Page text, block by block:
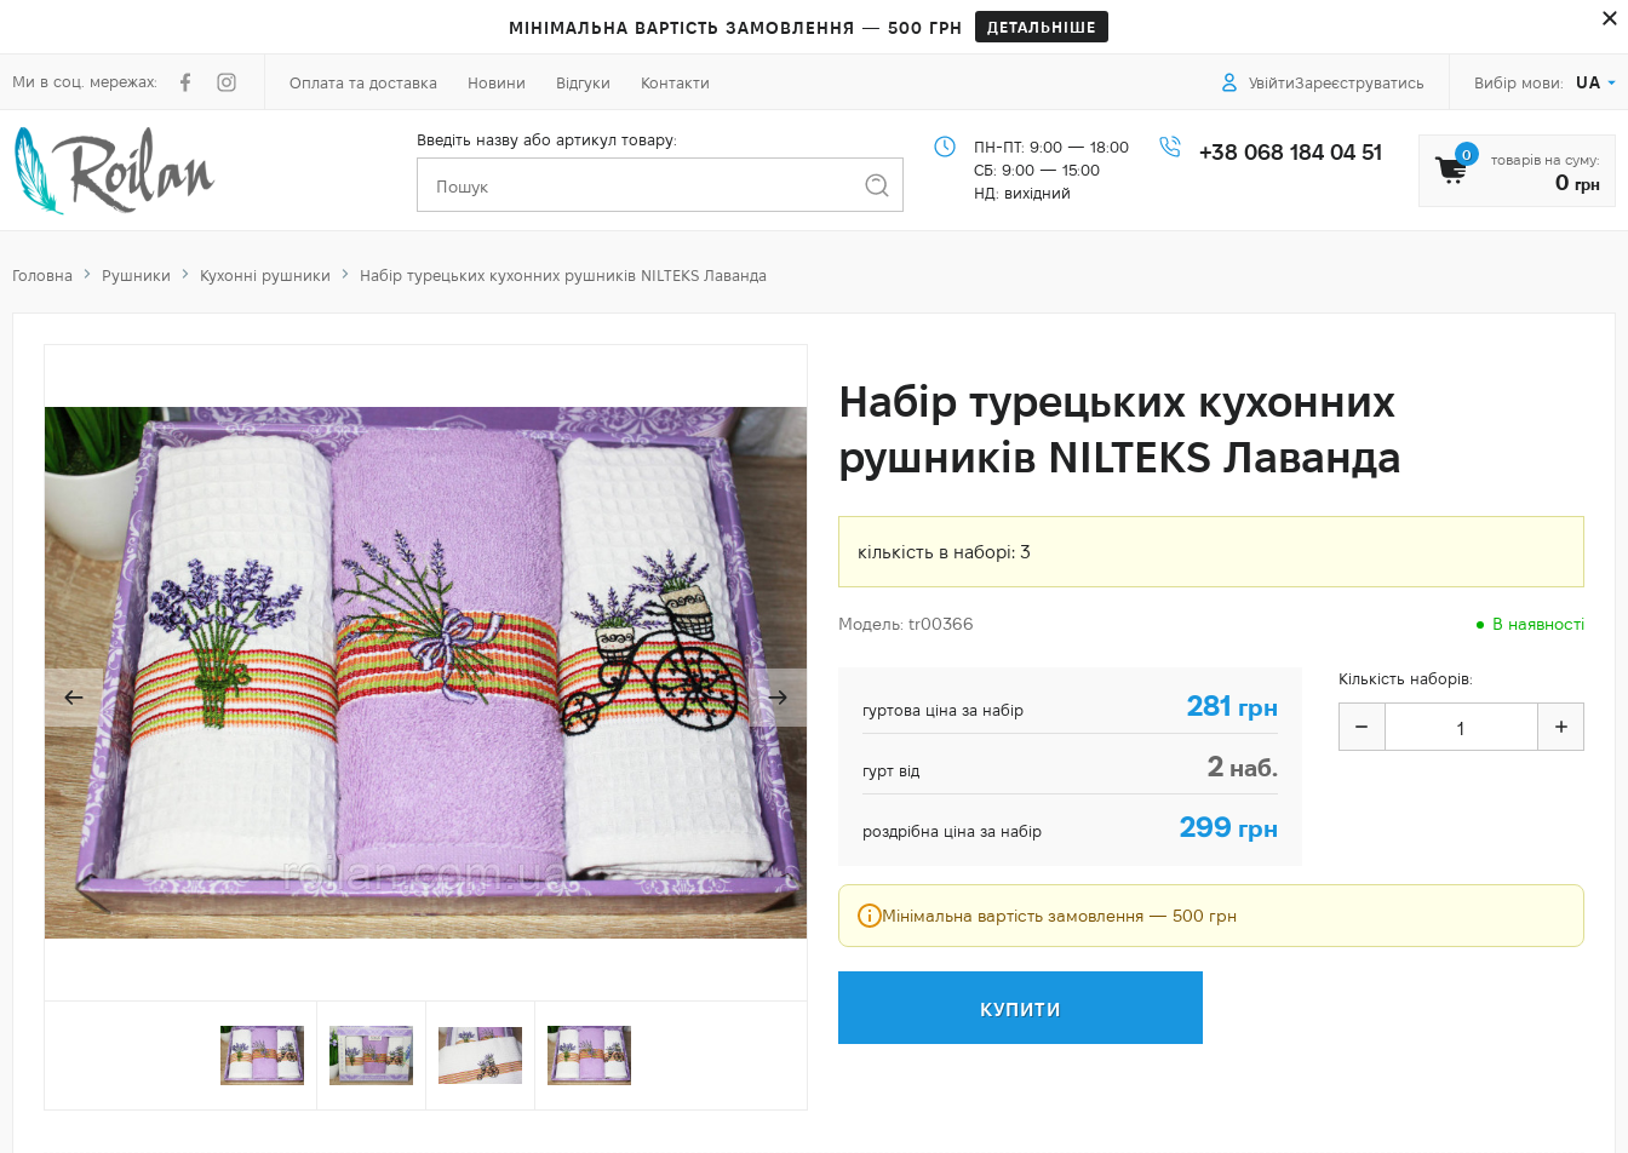
МІНІМАЛЬНА ВАРТІСТЬ ЗАМОВЛЕННЯ — 500 ГРН ДЕТАЛЬНІШЕ
Ми в соц. мережах: Оплата та доставка Новини Відгуки Контакти УвійтиЗареєструватись Вибір мови: UA
Введіть назву або артикул товару:
ПН-ПТ: 9:00 — 18:00
СБ: 9:00 — 15:00
НД: вихідний
+38 068 184 04 51 0 товарів на суму:
0 грн
Головна Рушники Кухонні рушники Набір турецьких кухонних рушників NILTEKS Лаванда
Набір турецьких кухонних
рушників NILTEKS Лаванда
кількість в наборі: 3
Модель: tr00366 В наявності
гуртова ціна за набір 281 грн
гурт від 2 наб.
роздрібна ціна за набір 299 грн
Кількість наборів:
Мінімальна вартість замовлення — 500 грн
КУПИТИ